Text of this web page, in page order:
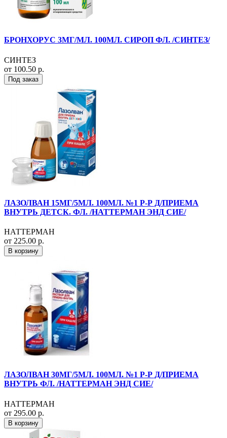
БРОНХОРУС 3МГ/МЛ. 100МЛ. СИРОП ФЛ. /СИНТЕЗ/
СИНТЕЗ
от 100.50 р.
Под заказ
ЛАЗОЛВАН 15МГ/5МЛ. 100МЛ. №1 Р-Р Д/ПРИЕМА
ВНУТРЬ ДЕТСК. ФЛ. /НАТТЕРМАН ЭНД СИЕ/
НАТТЕРМАН
от 225.00 р.
В корзину
ЛАЗОЛВАН 30МГ/5МЛ. 100МЛ. №1 Р-Р Д/ПРИЕМА
ВНУТРЬ ФЛ. /НАТТЕРМАН ЭНД СИЕ/
НАТТЕРМАН
от 295.00 р.
В корзину